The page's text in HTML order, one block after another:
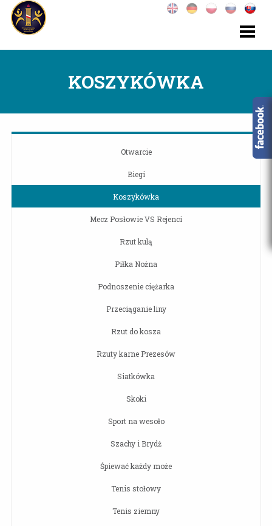
KOSZYKÓWKA
Otwarcie
Biegi
Koszykówka
Mecz Posłowie VS Rejenci
Rzut kulą
Piłka Nożna
Podnoszenie ciężarka
Przeciąganie liny
Rzut do kosza
Rzuty karne Prezesów
Siatkówka
Skoki
Sport na wesoło
Szachy i Brydż
Śpiewać każdy może
Tenis stołowy
Tenis ziemny